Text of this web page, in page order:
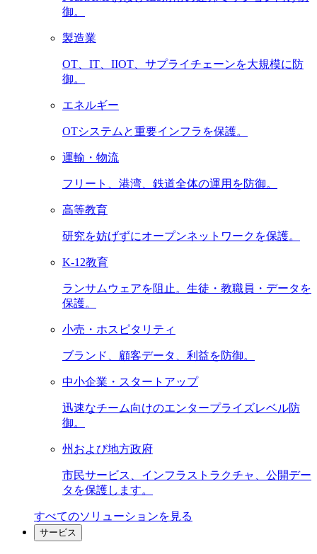
御。
製造業
OT、IT、IIOT、サプライチェーンを大規模に防
御。
エネルギー
OTシステムと重要インフラを保護。
運輸・物流
フリート、港湾、鉄道全体の運用を防御。
高等教育
研究を妨げずにオープンネットワークを保護。
K-12教育
ランサムウェアを阻止。生徒・教職員・データを
保護。
小売・ホスピタリティ
ブランド、顧客データ、利益を防御。
中小企業・スタートアップ
迅速なチーム向けのエンタープライズレベル防
御。
州および地方政府
市民サービス、インフラストラクチャ、公開デー
タを保護します。
すべてのソリューションを見る
サービス